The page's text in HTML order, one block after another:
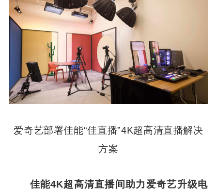
爱奇艺部署佳能“佳直播”4K超高清直播解决
方案
佳能4K超高清直播间助力爱奇艺升级电